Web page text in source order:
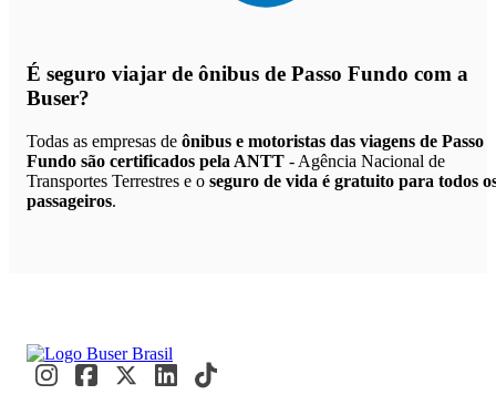
É seguro viajar de ônibus de Passo Fundo com a
Buser?
Todas as empresas de ônibus e motoristas das viagens de Passo
Fundo são certificados pela ANTT - Agência Nacional de
Transportes Terrestres e o seguro de vida é gratuito para todos
passageiros.